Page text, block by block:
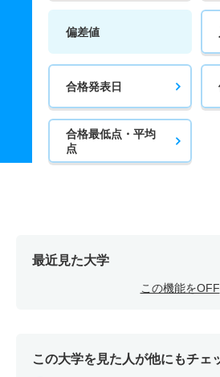
偏差値
合格発表日
合格最低点・平均
点
最近見た大学
この機能をOFF
この大学を見た人が他にもチェ